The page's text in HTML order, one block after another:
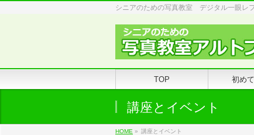
シニアのための写真教室 デジタル一眼レ
TOP 初め
講座とイベント
HOME » 講座とイベント